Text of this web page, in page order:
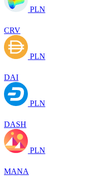
PLN
CRV
PLN
DAI
PLN
DASH
PLN
MANA